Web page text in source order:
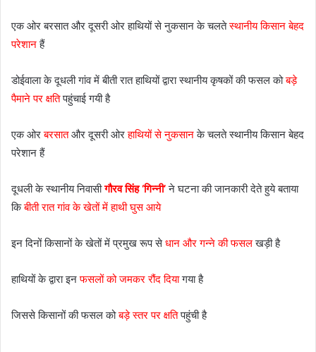
एक ओर बरसात और दूसरी ओर हाथियों से नुकसान के चलतेस्थानीय किसान बेहद
परेशानहैं
डोईवाला के दूधली गांव में बीती रात हाथियों द्वारा स्थानीय कृषकों की फसल कोबड़े
पैमाने पर क्षतिपहुंचाई गयी है
एक ओरबरसातऔर दूसरी ओरहाथियों से नुकसानके चलते स्थानीय किसान बेहद
परेशान हैं
दूधली के स्थानीय निवासीगौरव सिंह ‘गिन्नी’ ने घटना की जानकारी देते हुये बताया
किबीती रात गांव के खेतों में हाथी घुस आये
इन दिनों किसानों के खेतों में प्रमुख रूप सेधान और गन्ने की फसलखड़ी है
हाथियों के द्वारा इनफसलों को जमकर रौंद दियागया है
जिससे किसानों की फसल कोबड़े स्तर पर क्षतिपहुंची है